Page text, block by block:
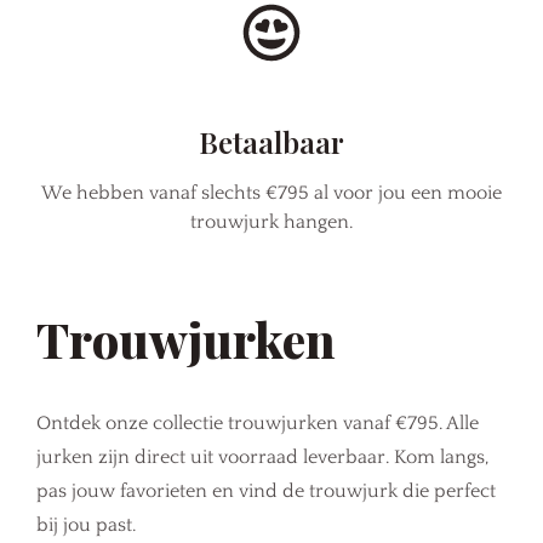
Betaalbaar
We hebben vanaf slechts €795 al voor jou een mooie
trouwjurk hangen.
Trouwjurken
Ontdek onze collectie trouwjurken vanaf €795. Alle
jurken zijn direct uit voorraad leverbaar. Kom langs,
pas jouw favorieten en vind de trouwjurk die perfect
bij jou past.